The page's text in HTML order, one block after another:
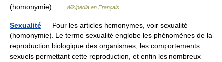
(homonymie) …
Wikipédia en Français
Sexualité — Pour les articles homonymes, voir sexualité
(homonymie). Le terme sexualité englobe les phénomènes de la
reproduction biologique des organismes, les comportements
sexuels permettant cette reproduction, et enfin les nombreux